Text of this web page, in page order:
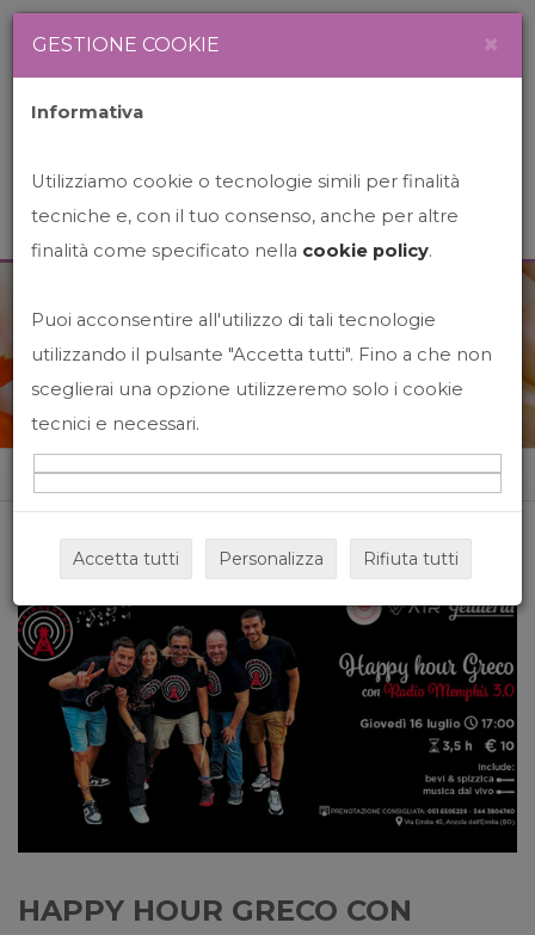
News&Events
Home News&events
HAPPY HOUR GRECO CON
GESTIONE COOKIE ×
Informativa
Utilizziamo cookie o tecnologie simili per finalità
tecniche e, con il tuo consenso, anche per altre
finalità come specificato nella cookie policy.
Puoi acconsentire all'utilizzo di tali tecnologie
utilizzando il pulsante "Accetta tutti". Fino a che non
sceglierai una opzione utilizzeremo solo i cookie
tecnici e necessari.
Accetta tutti Personalizza Rifiuta tutti